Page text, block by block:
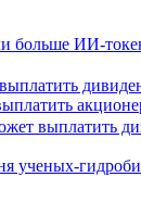
больше ИИ-
ученых-